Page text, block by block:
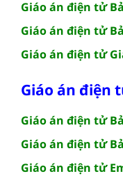
Giáo án điện tử
Giáo án điện tử
Giáo án điện tử
Giáo án điện
Giáo án điện tử
Giáo án điện tử
Giáo án điện tử